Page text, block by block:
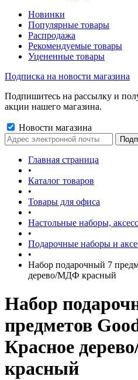
Новинки
Популярные товары
Распродажа
Рекомендуемые товары
Уцененные товары
Подписка на новости магазина
Подпишитесь на рассылку и
акции нашего магазина.
Новости магазина
Главная страница
•
Каталог товаров
•
Товары для офиса
•
Настольные наборы,
•
Подарочные наборы и
•
Набор подарочный 7
дерево/МДФ красный
Набор
предметов
Красное
красный